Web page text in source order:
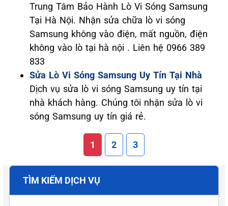
Trung Tâm Bảo Hành Lò Vi Sóng Samsung
Tại Hà Nội. Nhận sửa chữa lò vi sóng
Samsung không vào điện, mất nguồn, điện
không vào lò tại hà nội . Liên hệ 0966 389
833
Sửa Lò Vi Sóng Samsung Uy Tín Tại Nhà
Dịch vụ sửa lò vi sóng Samsung uy tín tại
nhà khách hàng. Chúng tôi nhận sửa lò vi
sóng Samsung uy tín giá rẻ.
1 2 3
TÌM KIẾM DỊCH VỤ